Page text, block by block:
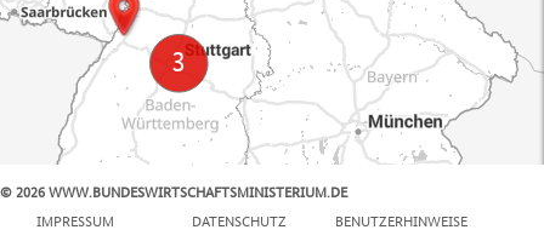
© 2026 WWW.BUNDESWIRTSCHAFTSMINISTERIUM.DE
IMPRESSUM
DATENSCHUTZ BENUTZERHINWEISE